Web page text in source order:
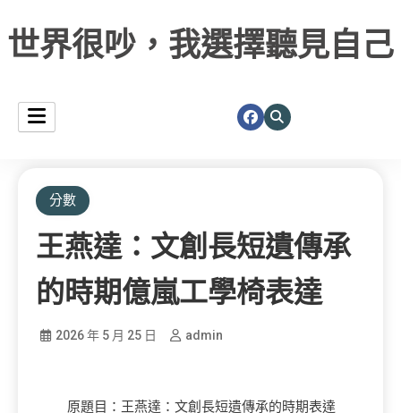
世界很吵，我選擇聽見自己
分數
王燕達：文創長短遺傳承
的時期億嵐工學椅表達
2026 年 5 月 25 日 admin
原題目：王燕達：文創長短遺傳承的時期表達